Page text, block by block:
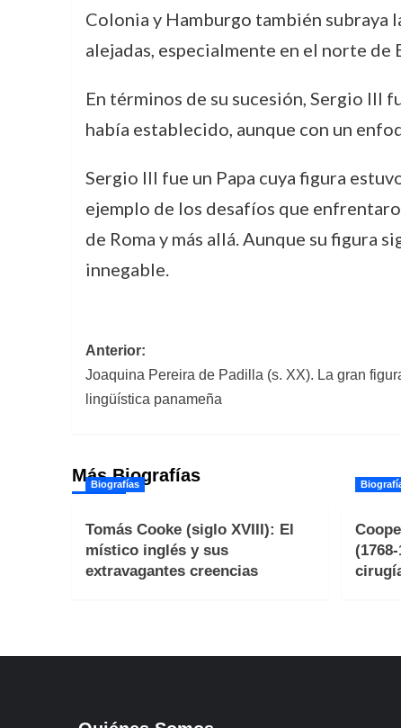
Colonia y Hamburgo también subraya
alejadas, especialmente en el norte de
En términos de su sucesión, Sergio III
había establecido, aunque con un
Sergio III fue un Papa cuya figura
ejemplo de los desafíos que
de Roma y más allá. Aunque su figura
innegable.
Navegación
de
Anterior:
Joaquina Pereira de Padilla (s. XX). La gran
lingüística panameña
Más Biografías
Biografías
Tomás Cooke (siglo XVIII): El
místico inglés y sus
extravagantes creencias